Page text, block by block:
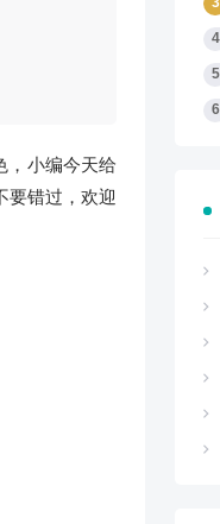
，小编今天给
要错过，欢迎